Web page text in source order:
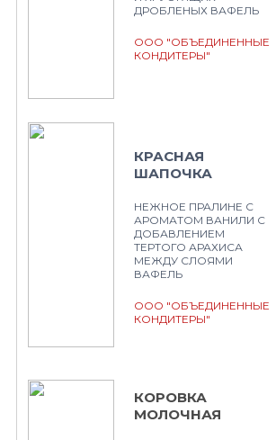
ДРОБЛЕНЫХ ВАФЕЛЬ
ООО "ОБЪЕДИНЕННЫЕ
КОНДИТЕРЫ"
КРАСНАЯ
ШАПОЧКА
НЕЖНОЕ ПРАЛИНЕ С
АРОМАТОМ ВАНИЛИ С
ДОБАВЛЕНИЕМ
ТЕРТОГО АРАХИСА
МЕЖДУ СЛОЯМИ
ВАФЕЛЬ
ООО "ОБЪЕДИНЕННЫЕ
КОНДИТЕРЫ"
КОРОВКА
МОЛОЧНАЯ